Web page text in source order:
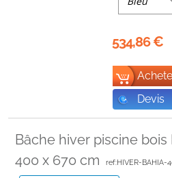
534,86€
Devis
Bâche hiver piscine
400 x 670 cm
ref:HIVER-BAHIA-